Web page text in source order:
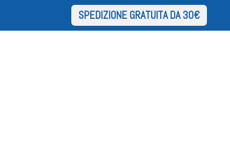
SPEDIZIONE GRATUITA DA 30€